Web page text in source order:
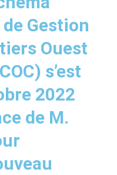
Gestion
Ouest
s’est
2022
de M.